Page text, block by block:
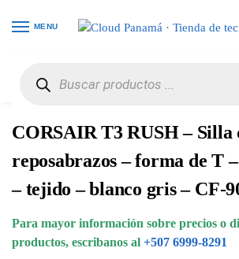
MENU
CORSAIR T3 RUSH – Silla
reposabrazos – forma de T
– tejido – blanco gris – CF-
Para mayor información sobre precios o
productos, escribanos al +507 6999-8291